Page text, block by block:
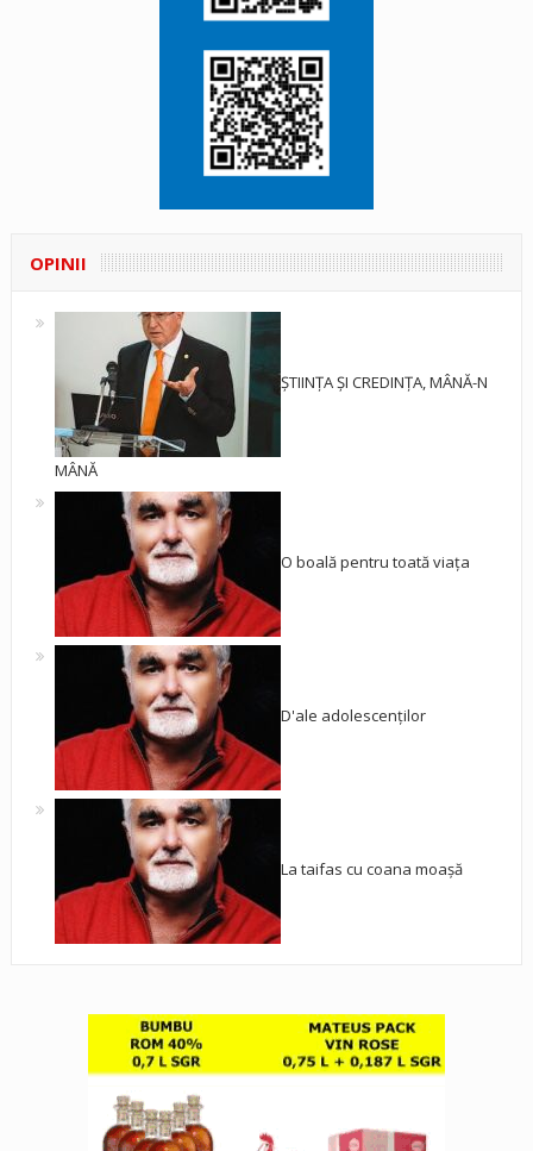
OPINII
ȘTIINȚA ȘI CREDINȚA, MÂNĂ-N
MÂNĂ
O boală pentru toată viața
D'ale adolescenților
La taifas cu coana moașă